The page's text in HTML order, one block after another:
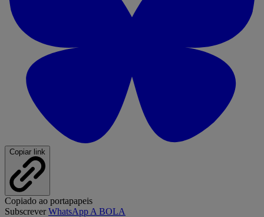
Copiar link
Copiado ao portapapeis
SubscreverWhatsApp A BOLA